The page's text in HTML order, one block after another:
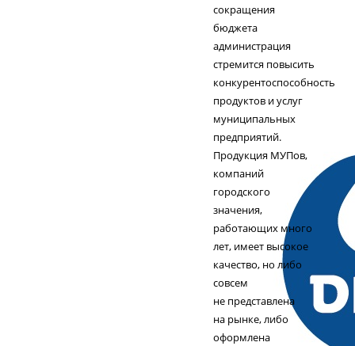
сокращения
бюджета
администрация
стремится повысить
конкурентоспособность
продуктов и услуг
муниципальных
предприятий.
Продукция МУПов,
компаний
городского
значения,
работающих много
лет, имеет высокое
качество, но либо
совсем
не представлена
на рынке, либо
оформлена